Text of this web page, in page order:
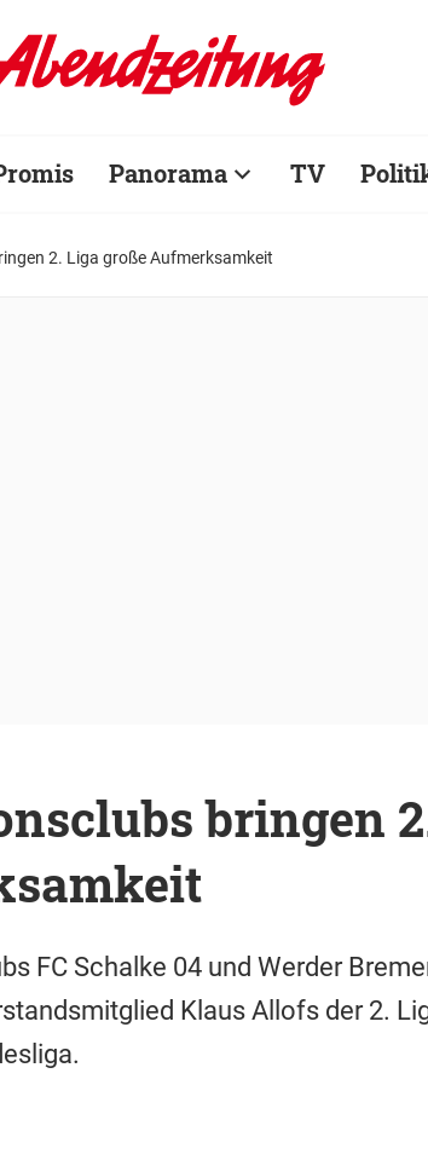
Panorama TV
2. Liga große Aufmerksamkeit
bringen
FC Schalke 04 und Werder
Klaus Allofs der 2.